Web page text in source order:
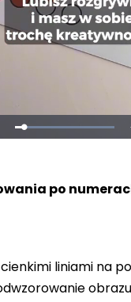
Loaded:
100.00%
po
liniami na